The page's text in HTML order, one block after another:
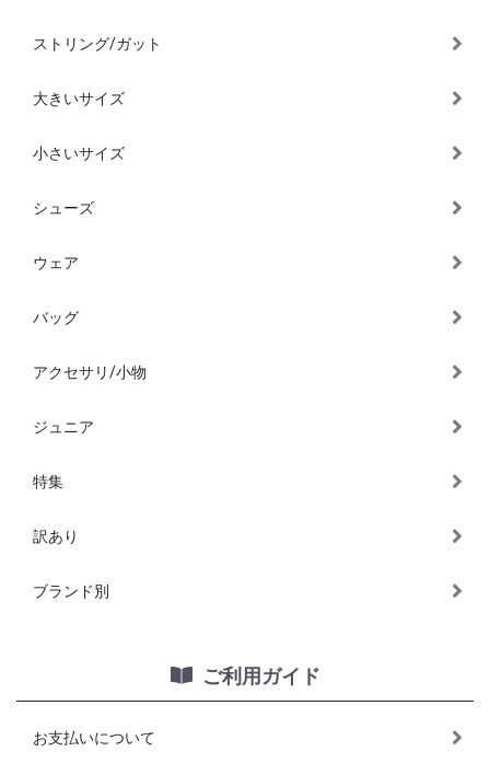
ストリング/ガット
大きいサイズ
小さいサイズ
シューズ
ウェア
バッグ
アクセサリ/小物
ジュニア
特集
訳あり
ブランド別
ご利用ガイド
お支払いについて